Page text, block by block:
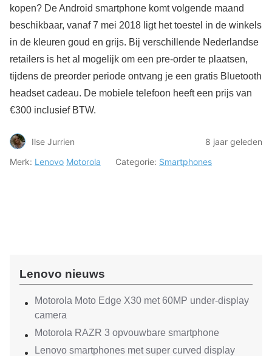
kopen? De Android smartphone komt volgende maand
beschikbaar, vanaf 7 mei 2018 ligt het toestel in de winkels
in de kleuren goud en grijs. Bij verschillende Nederlandse
retailers is het al mogelijk om een pre-order te plaatsen,
tijdens de preorder periode ontvang je een gratis Bluetooth
headset cadeau. De mobiele telefoon heeft een prijs van
€300 inclusief BTW.
Ilse Jurrien
8 jaar geleden
Merk: Lenovo Motorola Categorie: Smartphones
Lenovo nieuws
Motorola Moto Edge X30 met 60MP under-display
camera
Motorola RAZR 3 opvouwbare smartphone
Lenovo smartphones met super curved display